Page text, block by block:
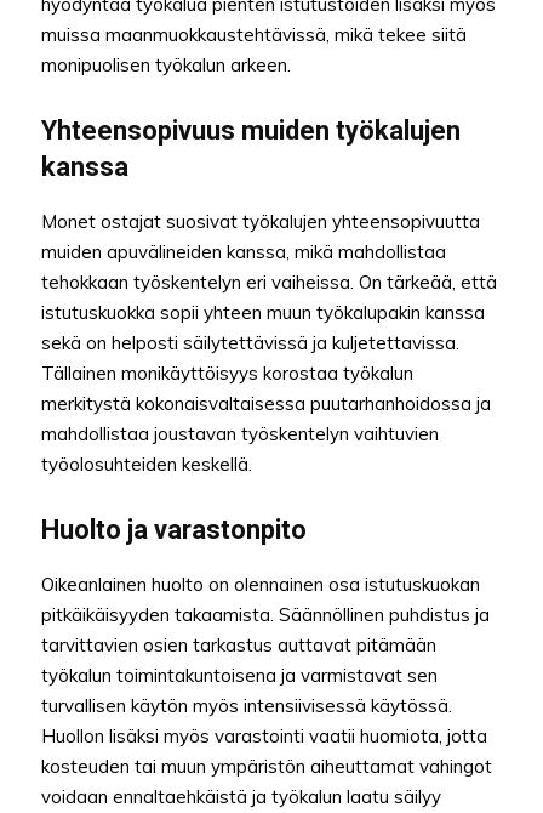
muissa maanmuokkaustehtävissä, mikä tekee siitä
monipuolisen työkalun arkeen.
Yhteensopivuus muiden työkalujen
kanssa
Monet ostajat suosivat työkalujen yhteensopivuutta
muiden apuvälineiden kanssa, mikä mahdollistaa
tehokkaan työskentelyn eri vaiheissa. On tärkeää, että
istutuskuokka sopii yhteen muun työkalupakin kanssa
sekä on helposti säilytettävissä ja kuljetettavissa.
Tällainen monikäyttöisyys korostaa työkalun
merkitystä kokonaisvaltaisessa puutarhanhoidossa ja
mahdollistaa joustavan työskentelyn vaihtuvien
työolosuhteiden keskellä.
Huolto ja varastonpito
Oikeanlainen huolto on olennainen osa istutuskuokan
pitkäikäisyyden takaamista. Säännöllinen puhdistus ja
tarvittavien osien tarkastus auttavat pitämään
työkalun toimintakuntoisena ja varmistavat sen
turvallisen käytön myös intensiivisessä käytössä.
Huollon lisäksi myös varastointi vaatii huomiota, jotta
kosteuden tai muun ympäristön aiheuttamat vahingot
voidaan ennaltaehkäistä ja työkalun laatu säilyy